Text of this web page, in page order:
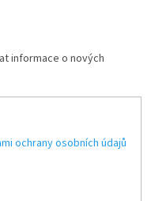
informace o nových
ochrany osobních údajů